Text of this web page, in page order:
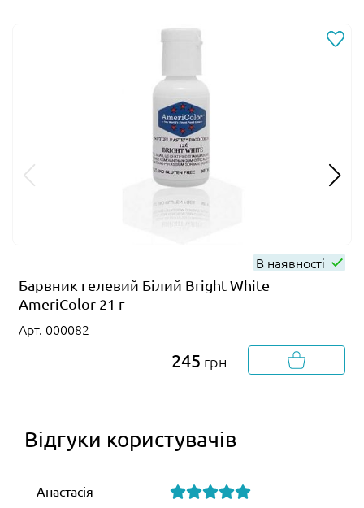
В наявності
Барвник гелевий Білий Bright White
AmeriColor 21 г
Арт. 000082
245 грн
Відгуки користувачів
Анастасія